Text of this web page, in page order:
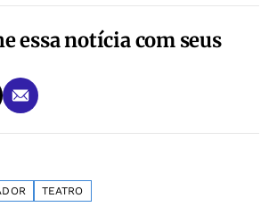
essa notícia com seus
TEATRO